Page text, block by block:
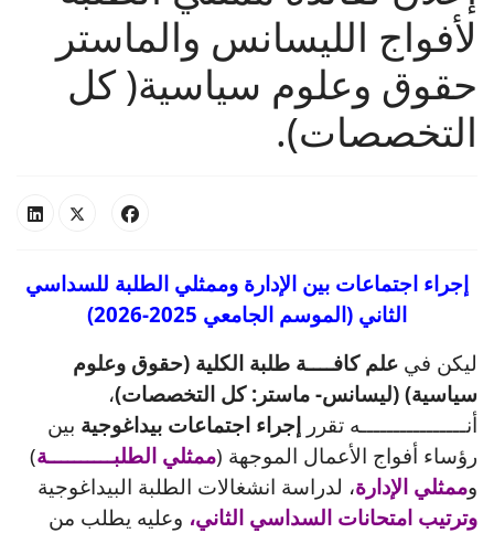
لأفواج الليسانس والماستر
حقوق وعلوم سياسية( كل
التخصصات).
إجراء اجتماعات بين الإدارة وممثلي الطلبة للسداسي
الثاني (الموسم الجامعي 2025-2026)
ليكن في علم كافــــة طلبة الكلية (حقوق وعلوم
سياسية) (ليسانس- ماستر: كل التخصصات)،
أنــــــــــــــــه تقرر إجراء اجتماعات بيداغوجية بين
رؤساء أفواج الأعمال الموجهة (ممثلي الطلبــــــــــة)
وممثلي الإدارة، لدراسة انشغالات الطلبة البيداغوجية
وترتيب امتحانات السداسي الثاني، وعليه يطلب من